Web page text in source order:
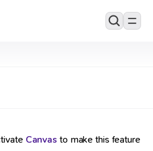
Canvas to make this feature